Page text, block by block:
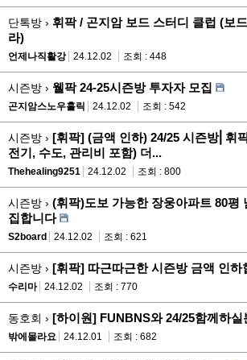
단톡방 › 휘팍 / 곤지암 보드 스터디 클럽 (보
라)
언제나직활강 24.12.02 조회 : 448
시즌방 › 웰팍 24-25시즌방 투자자 모집
곤지암스노우홀릭 24.12.02 조회 : 542
시즌방 › [휘팍] (금액 인하) 24/25 시즌방⎜휘
전기, 수도, 관리비 포함) 더...
Thehealing9251 24.12.02 조회 : 800
시즌방 › (휘팍)도보 가능한 장웅아파트 80평
집합니다
S2board 24.12.02 조회 : 621
시즌방 › [휘팍] 따근따근한 시즌방 금액 인하
수리마 24.12.02 조회 : 770
동호회 › [하이원] FUNBNS와 24/25함께하실
밖에몰라요 24.12.01 조회 : 682